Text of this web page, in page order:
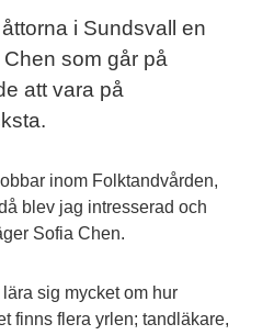
i Sundsvall en
som går på
att vara på
inom Folktandvården,
blev jag intresserad och
Sofia Chen.
sig mycket om hur
finns flera yrlen; tandläkare,